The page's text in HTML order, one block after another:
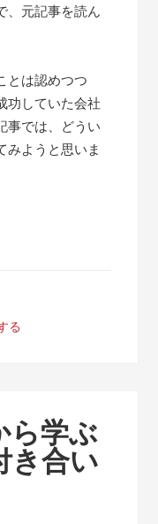
、元記事を読ん
とは認めつつ
功していた会社
事では、どうい
みようと思いま
る
ら学ぶ
き合い